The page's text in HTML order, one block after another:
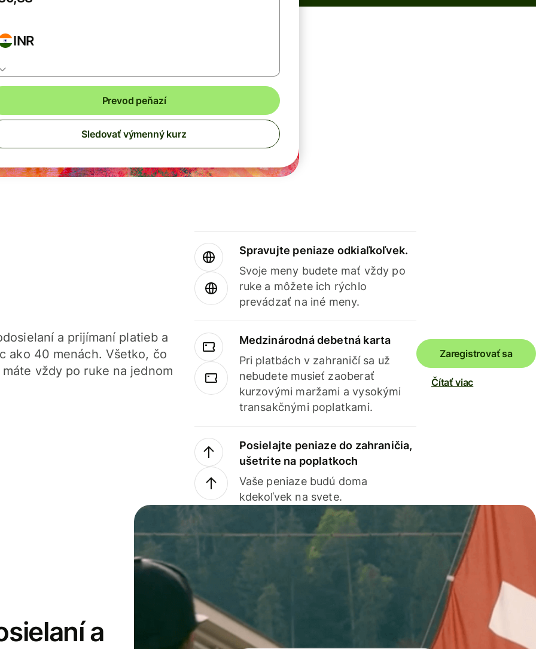
INR
Prevod peňazí
Sledovať výmenný kurz
a prijímaní platieb a
ako 40 menách. Všetko, čo
vždy po ruke na jednom
Spravujte peniaze odkiaľkoľvek.
Svoje meny budete mať vždy po
ruke a môžete ich rýchlo
prevádzať na iné meny.
Medzinárodná debetná karta
Pri platbách v zahraničí sa už
nebudete musieť zaoberať
kurzovými maržami a vysokými
transakčnými poplatkami.
Posielajte peniaze do zahraničia,
ušetrite na poplatkoch
Vaše peniaze budú doma
kdekoľvek na svete.
Zaregistrovať sa
Čítať viac
a